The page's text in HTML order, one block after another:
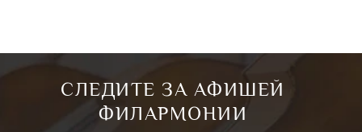
СЛЕДИТЕ ЗА АФИШЕЙ
ФИЛАРМОНИИ